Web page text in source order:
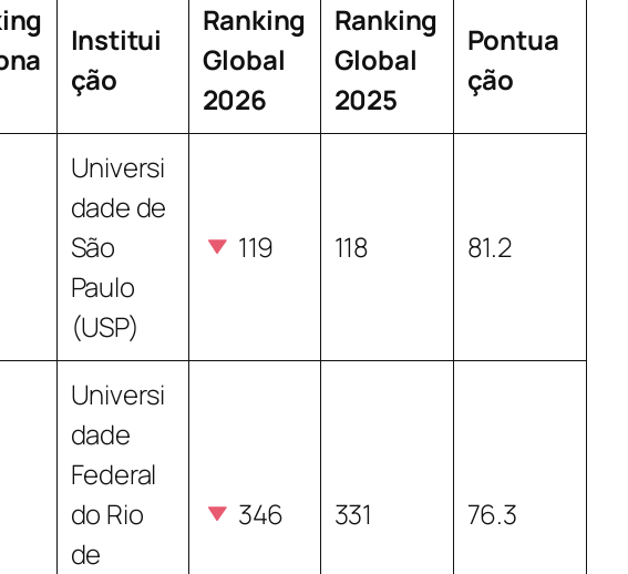
Institui
ção
Ranking
Global
2026
Ranking
Global
2025
Pontua
ção
Universi
dade de
São
Paulo
(USP)
119 118 81.2
Universi
dade
Federal
do Rio
de
346 331 76.3